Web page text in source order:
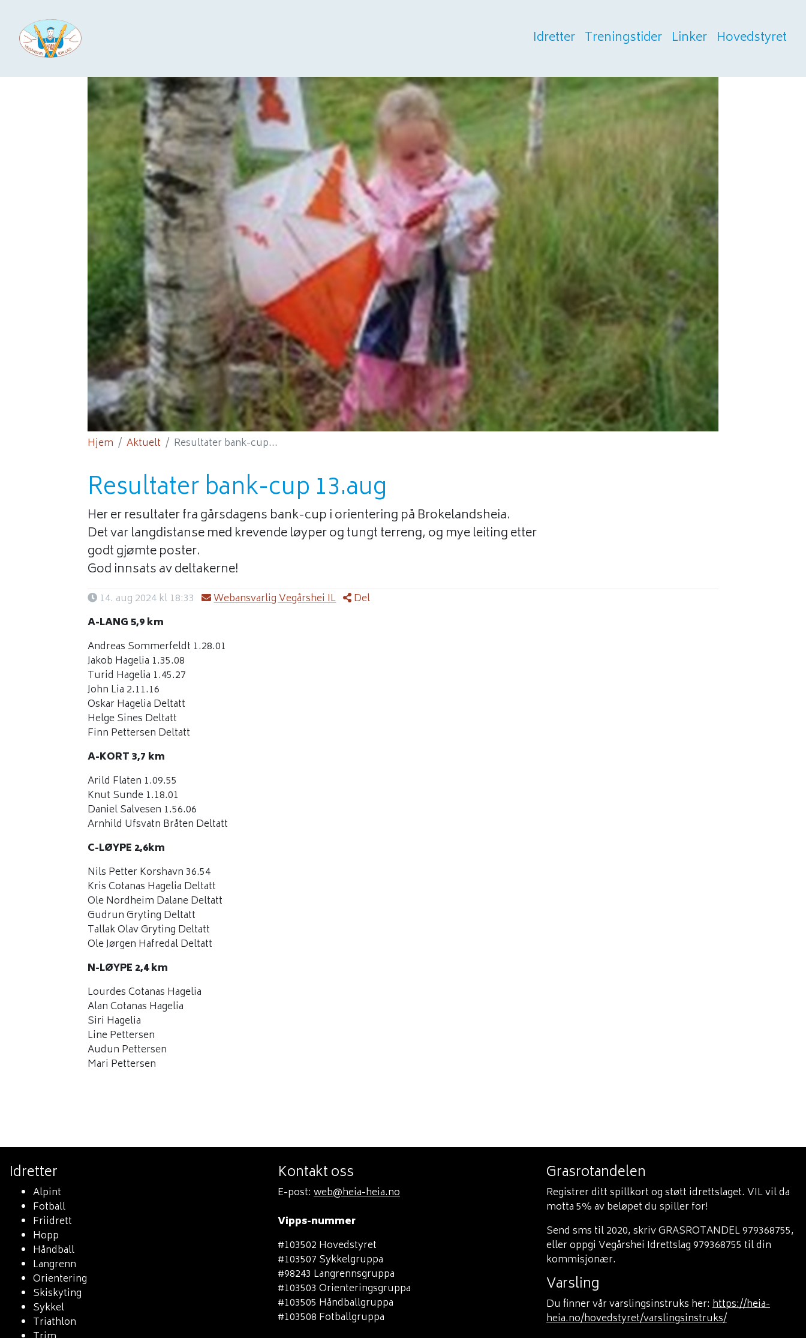
Idretter Treningstider Linker Hovedstyret
Hjem Aktuelt Resultater bank-cup...
Resultater bank-cup 13.aug
Her er resultater fra gårsdagens bank-cup i orientering på Brokelandsheia.
Det var langdistanse med krevende løyper og tungt terreng, og mye leiting etter
godt gjømte poster.
God innsats av deltakerne!
14. aug 2024 kl 18:33 Webansvarlig Vegårshei IL
Del
A-LANG 5,9 km
Andreas Sommerfeldt 1.28.01
Jakob Hagelia 1.35.08
Turid Hagelia 1.45.27
John Lia 2.11.16
Oskar Hagelia Deltatt
Helge Sines Deltatt
Finn Pettersen Deltatt
A-KORT 3,7 km
Arild Flaten 1.09.55
Knut Sunde 1.18.01
Daniel Salvesen 1.56.06
Arnhild Ufsvatn Bråten Deltatt
C-LØYPE 2,6km
Nils Petter Korshavn 36.54
Kris Cotanas Hagelia Deltatt
Ole Nordheim Dalane Deltatt
Gudrun Gryting Deltatt
Tallak Olav Gryting Deltatt
Ole Jørgen Hafredal Deltatt
N-LØYPE 2,4 km
Lourdes Cotanas Hagelia
Alan Cotanas Hagelia
Siri Hagelia
Line Pettersen
Audun Pettersen
Mari Pettersen
Idretter
Alpint
Fotball
Friidrett
Hopp
Håndball
Langrenn
Orientering
Skiskyting
Sykkel
Triathlon
Trim
Kontakt oss
E-post: web@heia-heia.no
Vipps-nummer
#103502 Hovedstyret
#103507 Sykkelgruppa
#98243 Langrennsgruppa
#103503 Orienteringsgruppa
#103505 Håndballgruppa
#103508 Fotballgruppa
Grasrotandelen
Registrer ditt spillkort og støtt idrettslaget. VIL vil da
motta 5% av beløpet du spiller for!
Send sms til 2020, skriv GRASROTANDEL 979368755,
eller oppgi Vegårshei Idrettslag 979368755 til din
kommisjonær.
Varsling
Du finner vår varslingsinstruks her: https://heia-
heia.no/hovedstyret/varslingsinstruks/